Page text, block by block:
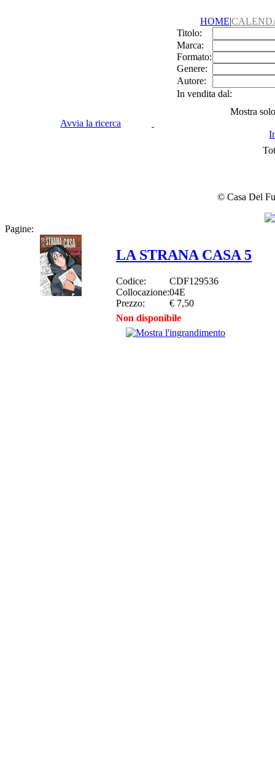
HOME|
Titolo:
Marca:
Formato:
Genere:
Autore:
In vendita dal:
Mostra
Avvia la ricerca
© Casa Del
Pagine:
LA STRANA CASA 5
Codice:
CDF129536
Collocazione:04E
Prezzo:
€ 7,50
Non disponibile